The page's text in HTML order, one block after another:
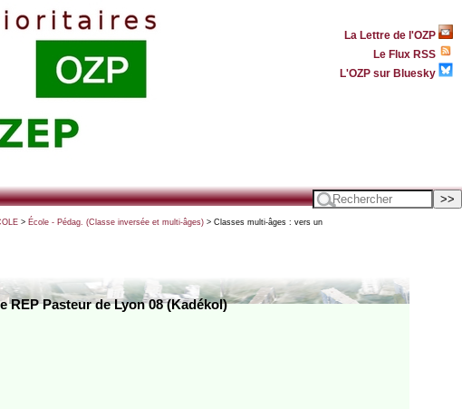
La Lettre de l'OZP
Le Flux RSS
L'OZP sur Bluesky
> École - Pédag. (Classe inversée et multi-âges)> Classes multi-âges : vers un
REP Pasteur de Lyon 08 (Kadékol)